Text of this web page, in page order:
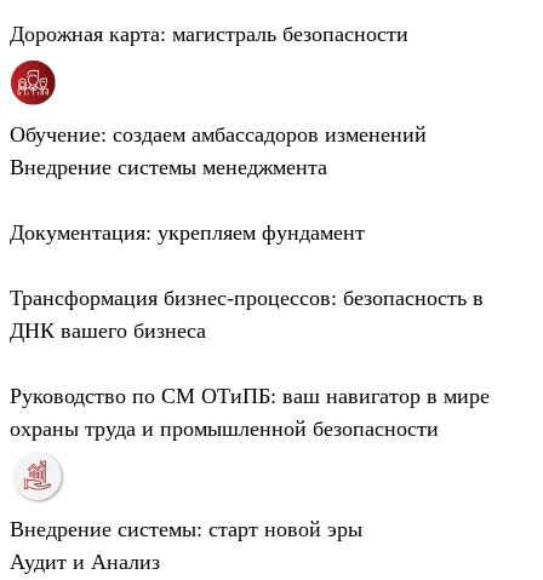
Дорожная карта: магистраль безопасности
Обучение: создаем амбассадоров изменений
Внедрение системы менеджмента
Документация: укрепляем фундамент
Трансформация бизнес-процессов: безопасность в
ДНК вашего бизнеса
Руководство по СМ ОТиПБ: ваш навигатор в мире
охраны труда и промышленной безопасности
Внедрение системы: старт новой эры
Аудит и Анализ